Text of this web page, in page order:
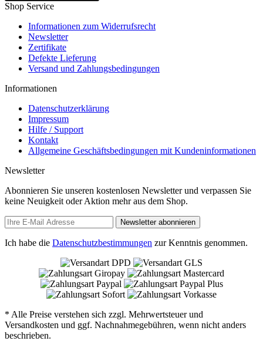
Shop Service
Informationen zum Widerrufsrecht
Newsletter
Zertifikate
Defekte Lieferung
Versand und Zahlungsbedingungen
Informationen
Datenschutzerklärung
Impressum
Hilfe / Support
Kontakt
Allgemeine Geschäftsbedingungen mit Kundeninformationen
Newsletter
Abonnieren Sie unseren kostenlosen Newsletter und verpassen Sie
keine Neuigkeit oder Aktion mehr aus dem Shop.
Newsletter abonnieren
Ich habe die Datenschutzbestimmungen zur Kenntnis genommen.
* Alle Preise verstehen sich zzgl. Mehrwertsteuer und
Versandkosten und ggf. Nachnahmegebühren, wenn nicht anders
beschrieben.